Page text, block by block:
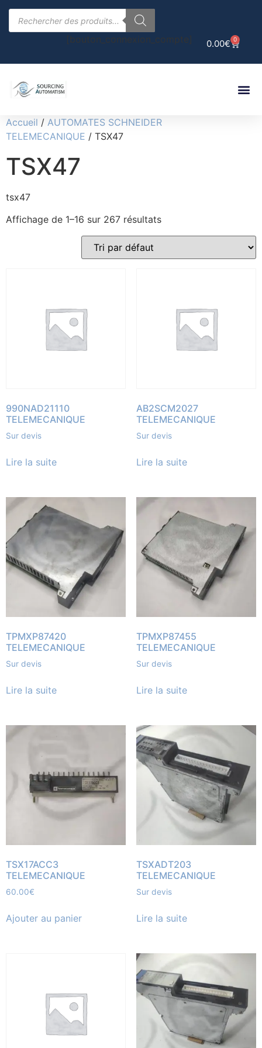
0.00€ 0
[bouton_connexion_compte]
Accueil / AUTOMATES SCHNEIDER
TELEMECANIQUE / TSX47
TSX47
tsx47
Affichage de 1–16 sur 267 résultats
990NAD21110
TELEMECANIQUE
Sur devis
Lire la suite
AB2SCM2027
TELEMECANIQUE
Sur devis
Lire la suite
TPMXP87420
TELEMECANIQUE
Sur devis
Lire la suite
TPMXP87455
TELEMECANIQUE
Sur devis
Lire la suite
TSX17ACC3
TELEMECANIQUE
60.00€
Ajouter au panier
TSXADT203
TELEMECANIQUE
Sur devis
Lire la suite